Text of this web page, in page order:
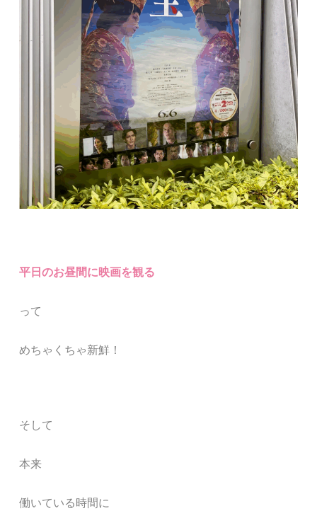
平日のお昼間に映画を観る
って
めちゃくちゃ新鮮！
そ して
本来
働いている時間に